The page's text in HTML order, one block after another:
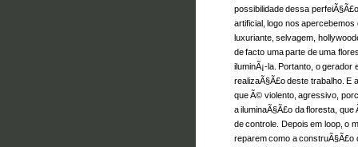
possibilidade dessa
artificial, logo nos
luxuriante, selvagem,
de facto uma parte de uma
iluminÃ¡-la. Portanto, o gerador
realizaÃ§Ã£o deste trabalho. E
que Ã© violento, agressivo,
a iluminaÃ§Ã£o da floresta,
de controle. Depois em loop, o
reparem como a construÃ§Ã£o